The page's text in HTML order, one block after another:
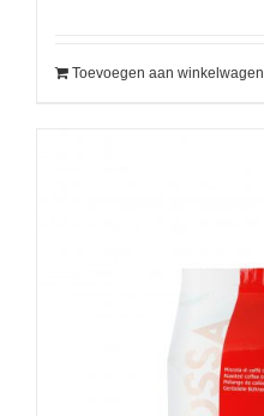
Toevoegen aan winkelwagen